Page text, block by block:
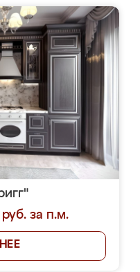
за п.м.